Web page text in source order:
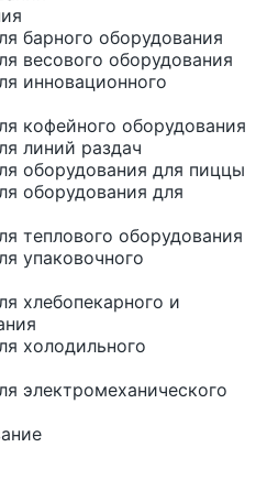
барного оборудования
весового оборудования
инновационного
кофейного оборудования
линий раздач
оборудования для пиццы
оборудования для
теплового оборудования
упаковочного
хлебопекарного и
холодильного
электромеханического